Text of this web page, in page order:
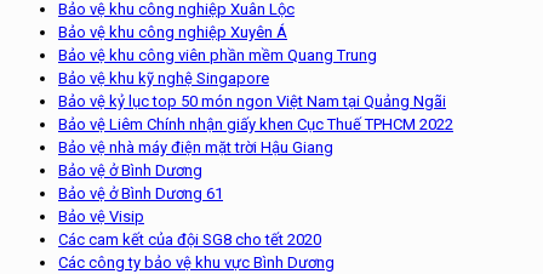
Bảo vệ khu công nghiệp Xuân Lộc
Bảo vệ khu công nghiệp Xuyên Á
Bảo vệ khu công viên phần mềm Quang Trung
Bảo vệ khu kỹ nghệ Singapore
Bảo vệ kỷ lục top 50 món ngon Việt Nam tại Quảng Ngãi
Bảo vệ Liêm Chính nhận giấy khen Cục Thuế TPHCM 2022
Bảo vệ nhà máy điện mặt trời Hậu Giang
Bảo vệ ở Bình Dương
Bảo vệ ở Bình Dương 61
Bảo vệ Visip
Các cam kết của đội SG8 cho tết 2020
Các công ty bảo vệ khu vực Bình Dương